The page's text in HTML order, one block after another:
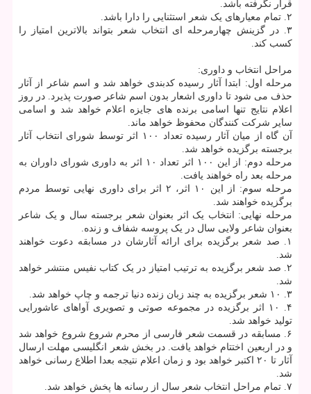
قرار نگرفته باشد.
۲. تمام معیارهای یک شعر استثنایی را دارا باشد.
۳. در گزینش چهارمرحله ای انتخاب شعر بتواند بالاترین امتیاز را
کسب کند.
مراحل انتخاب و داوری:
مرحله اول: ابتدا آثار رسیده کدبندی خواهد شد و اسم شاعر از آثار
حذف می شود تا داوری اشعار بدون اسم شاعر صورت پذیرد. در روز
اعلام نتایج تنها اسامی برنده های جایزه اعلام خواهد شد و اسامی
سایر شرکت کنندگان محفوظ خواهد ماند.
آن گاه از میان آثار رسیده تعداد ۱۰۰ اثر توسط شورای انتخاب آثار
برجسته برگزیده خواهد شد.
مرحله دوم: از این ۱۰۰ اثر تعداد ۱۰ اثر به داوری شورای داوران به
مرحله بعد راه خواهند یافت.
مرحله سوم: از این ۱۰ اثر، ۲ اثر برای داوری نهایی توسط مردم
برگزیده خواهند شد.
مرحله نهایی: انتخاب یک اثر بعنوان شعر برجسته سال و یک شاعر
بعنوان شاعر ولایی سال در یک پروسه شفاف و زنده.
۱. صد شعر برگزیده برای ارائه آثارشان در مسابقه دعوت خواهند
شد.
۲. صد شعر برگزیده به ترتیب امتیاز در یک کتاب نفیس منتشر خواهد
شد.
۳. ۱۰ شعر برگزیده به چند زبان زنده دنیا ترجمه و چاپ خواهد شد.
۴. ۱۰ اثر برگزیده در مجموعه صوتی و تصویری آواهای عاشورایی
تولید خواهد شد.
۶. مسابقه در قسمت شعر فارسی از محرم شروع شروع خواهد شد
و در اربعین اختتام خواهد یافت. در بخش شعر انگلیسی مهلت ارسال
آثار تا ۲۰ اکتبر خواهد بود و زمان اعلام نتیجه بعدا اطلاع رسانی خواهد
شد.
۷. تمام مراحل انتخاب شعر سال از رسانه ها پخش خواهد شد.